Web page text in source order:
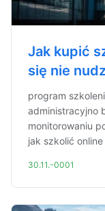
Jak kupić
się nie
program
administracyjno
monitorowaniu
jak szkolić online
30.11.-0001